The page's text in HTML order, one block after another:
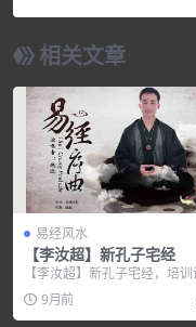
相关文章
易经风水
【李汝超】新孔子宅经
【李汝超】新孔子宅经，培训
视频，培训课程视频教程下载
度网盘资源分享下载。
9月前